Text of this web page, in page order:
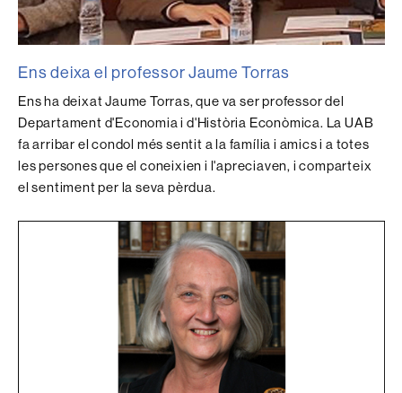
Ens deixa el professor Jaume Torras
Ens ha deixat Jaume Torras, que va ser professor del
Departament d'Economia i d'Història Econòmica. La UAB
fa arribar el condol més sentit a la família i amics i a totes
les persones que el coneixien i l'apreciaven, i comparteix
el sentiment per la seva pèrdua.